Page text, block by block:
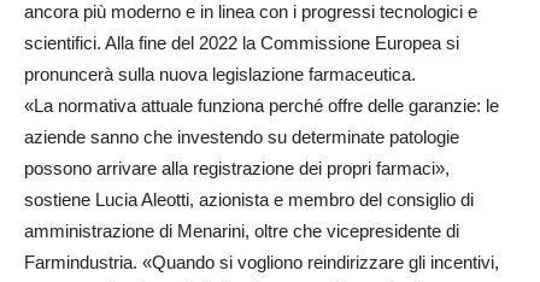
ancora più moderno e in linea con i progressi tecnologici e
scientifici. Alla fine del 2022 la Commissione Europea si
pronuncerà sulla nuova legislazione farmaceutica.
«La normativa attuale funziona perché offre delle garanzie: le
aziende sanno che investendo su determinate patologie
possono arrivare alla registrazione dei propri farmaci»,
sostiene Lucia Aleotti, azionista e membro del consiglio di
amministrazione di Menarini, oltre che vicepresidente di
Farmindustria. «Quando si vogliono reindirizzare gli incentivi,